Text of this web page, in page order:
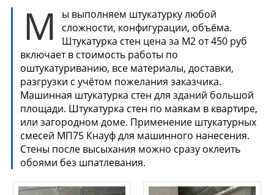
М
ы выполняем штукатурку любой
сложности, конфигурации, объёма.
Штукатурка стен цена за М2 от 450 руб
включает в стоимость работы по
оштукатуриванию, все материалы, доставки,
разгрузки с учётом пожелания заказчика.
Машинная штукатурка стен для зданий большой
площади. Штукатурка стен по маякам в квартире,
или загородном доме. Применение штукатурных
смесей МП75 Кнауф для машинного нанесения.
Стены после высыхания можно сразу оклеить
обоями без шпатлевания.